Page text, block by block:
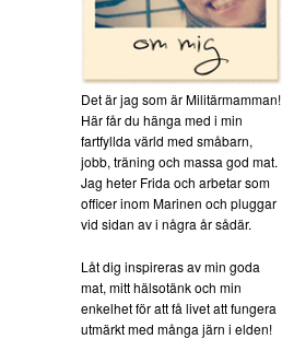
Det är jag som är Militärmamman!
Här får du hänga med i min
fartfyllda värld med småbarn,
jobb, träning och massa god mat.
Jag heter Frida och arbetar som
officer inom Marinen och pluggar
vid sidan av i några år sådär.
Låt dig inspireras av min goda
mat, mitt hälsotänk och min
enkelhet för att få livet att fungera
utmärkt med många järn i elden!